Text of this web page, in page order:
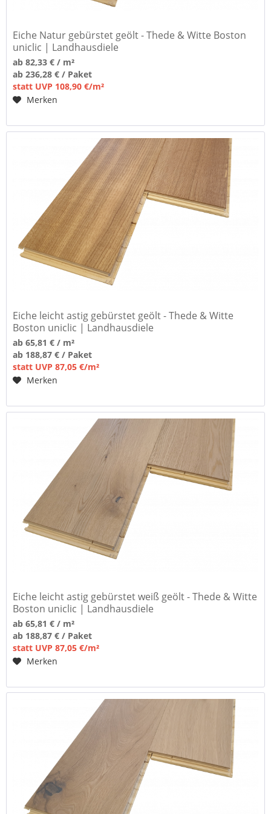
Eiche Natur gebürstet geölt - Thede & Witte Boston
uniclic | Landhausdiele
ab 82,33 € / m²
ab 236,28 € / Paket
statt UVP 108,90 €/m²
Merken
Eiche leicht astig gebürstet geölt - Thede & Witte
Boston uniclic | Landhausdiele
ab 65,81 € / m²
ab 188,87 € / Paket
statt UVP 87,05 €/m²
Merken
Eiche leicht astig gebürstet weiß geölt - Thede & Witte
Boston uniclic | Landhausdiele
ab 65,81 € / m²
ab 188,87 € / Paket
statt UVP 87,05 €/m²
Merken